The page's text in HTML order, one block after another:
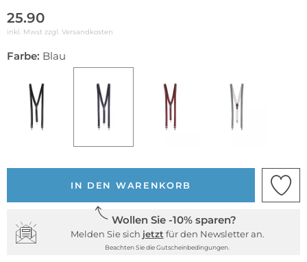
25.90
inkl. Mwst zzgl. Versandkosten
Farbe: Blau
IN DEN WARENKORB
Wollen Sie -10% sparen?
Melden Sie sich jetzt für den Newsletter an.
Beachten Sie die Gutscheinbedingungen.